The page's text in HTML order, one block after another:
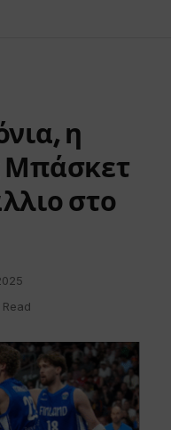
η
Μπάσκετ
στο